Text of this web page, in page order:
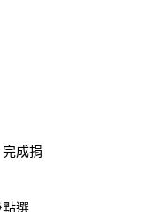
成捐
點選